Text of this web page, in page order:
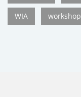
WIA workshop